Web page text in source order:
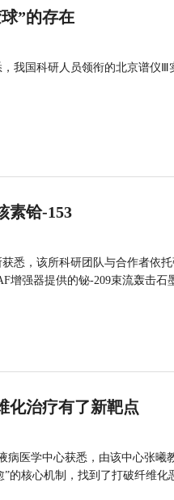
”的存在
我国科研人员领衔的北京谱仪
素铪-153
悉，该所科研团队与合作者依
增强器提供的铋-209束流轰击石
化治疗有了新靶点
病医学中心获悉，由该中心张
的核心机制，找到了打破纤维化